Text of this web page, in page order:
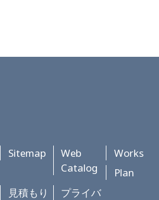
ィス家具を追加しました。
しました（カタログ未掲載品含
Sitemap
Web
Catalog
Works
Plan
見積もり プライバ